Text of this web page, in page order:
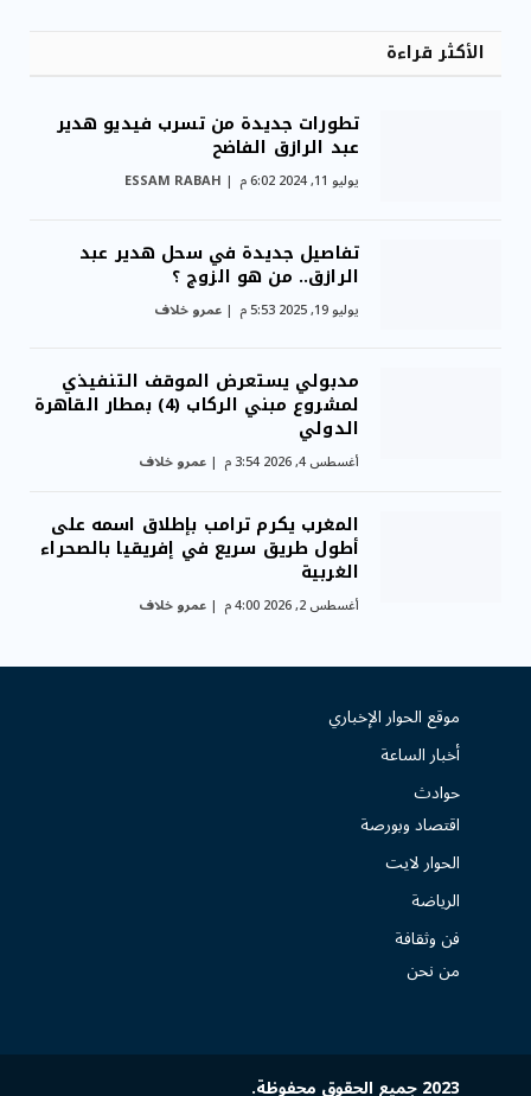
الأكثر قراءة
تطورات جديدة من تسرب فيديو هدير
عبد الرازق الفاضح
يوليو 11, 2024 6:02 م ESSAM RABAH
تفاصيل جديدة في سحل هدير عبد
الرازق.. من هو الزوج ؟
يوليو 19, 2025 5:53 م عمرو خلاف
مدبولي يستعرض الموقف التنفيذي
لمشروع مبني الركاب (4) بمطار القاهرة
الدولي
أغسطس 4, 2026 3:54 م عمرو خلاف
المغرب يكرم ترامب بإطلاق اسمه على
أطول طريق سريع في إفريقيا بالصحراء
الغربية
أغسطس 2, 2026 4:00 م عمرو خلاف
موقع الحوار الإخباري
أخبار الساعة
حوادث
اقتصاد وبورصة
الحوار لايت
الرياضة
فن وثقافة
من نحن
2023 جميع الحقوق محفوظة.